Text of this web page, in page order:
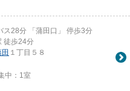
ス28分 「蒲田口」 停歩3分
徒歩24分
１丁目５８
中： 1室